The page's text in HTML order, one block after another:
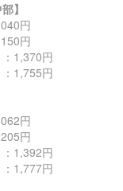
】
円
円
1,370円
1,755円
円
円
1,392円
1,777円